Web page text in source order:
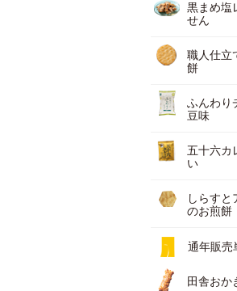
黒まめ塩
せん
職人仕立
餅
ふんわり
豆味
五十六カ
い
しらすと
のお煎餅
通年販売
田舎おか